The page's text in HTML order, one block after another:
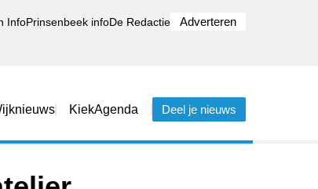
InfoPrinsenbeek infoDe Redactie Adverteren
KiekAgenda Deel je nieuws